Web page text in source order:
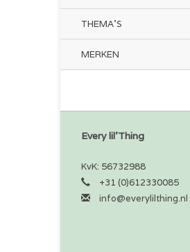
THEMA'S
MERKEN
Every lil'Thing
KvK: 56732988
+31 (0)612330085
info@everylilthing.nl